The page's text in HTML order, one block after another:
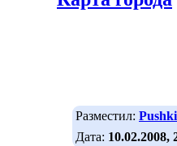
Разместил:
Дата: 10.02.2008,